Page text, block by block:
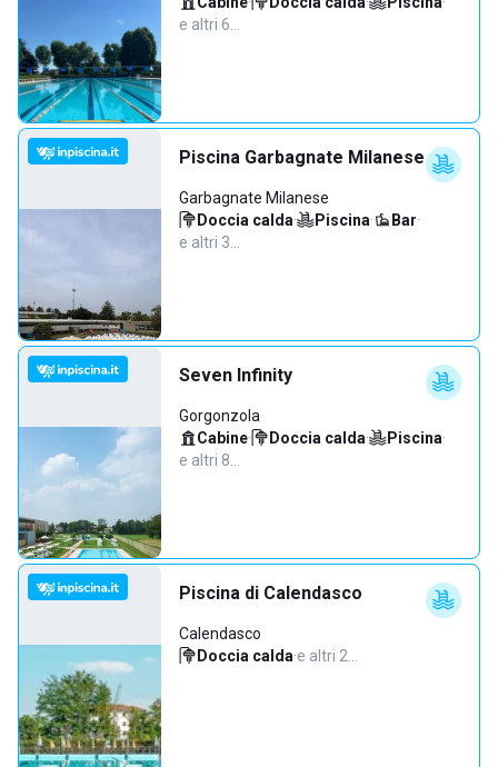
e altri 6…
Piscina Garbagnate Milanese
Garbagnate Milanese
Doccia calda· Piscina· Bar·
e altri 3…
Seven Infinity
Gorgonzola
Cabine· Doccia calda· Piscina·
e altri 8…
Piscina di Calendasco
Calendasco
Doccia calda·e altri 2…